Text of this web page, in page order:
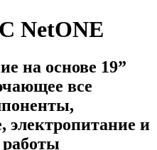
NetONE
на основе 19”
все
электропитание и